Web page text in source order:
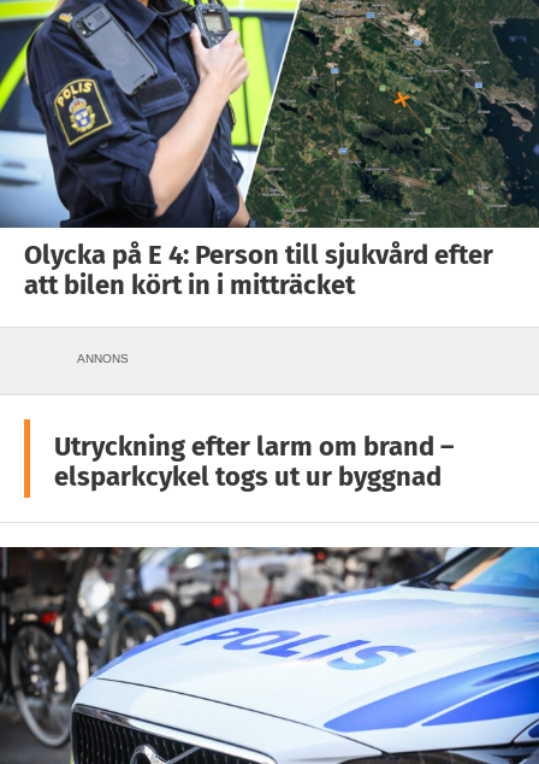
Olycka på E 4: Person till sjukvård efter
att bilen kört in i mitträcket
ANNONS
Utryckning efter larm om brand –
elsparkcykel togs ut ur byggnad